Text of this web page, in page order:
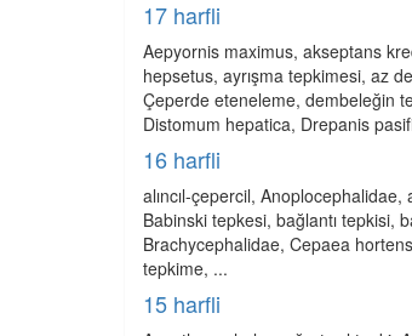
17 harfli
Aepyornis maximus, akseptans
hepsetus, ayrışma tepkimesi, az
Çeperde eteneleme, dembeleğin
Distomum hepatica, Drepanis
16 harfli
alıncıl-çepercil,
Babinski tepkesi, bağlantı tepkisi,
Brachycephalidae, Cepaea
tepkime, ...
15 harfli